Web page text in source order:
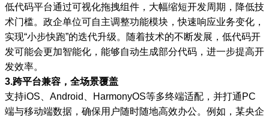
低代码平台通过可视化拖拽组件，大幅缩短开发周期，降低技
术门槛。政企单位可自主调整功能模块，快速响应业务变化，
实现“小步快跑”的迭代升级。随着技术的不断发展，低代码开
发可能会更加智能化，能够自动生成部分代码，进一步提高开
发效率。
3.跨平台兼容，全场景覆盖
支持iOS、Android、HarmonyOS等多终端适配，并打通PC
端与移动端数据，确保用户随时随地高效办公。例如，某央企